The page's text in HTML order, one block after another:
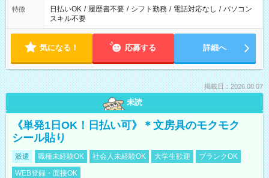
特徴 日払いOK / 履歴書不要 / シフト勤務 / 電話対応なし / パソコン
スキル不要
気になる！ 応募する 詳細へ
掲載日：2026.08.07
未読
《単発1日OK！日払い可》＊文房具のモクモク
シール貼り
派遣 職種未経験OK 社会人未経験OK 大学生歓迎
ブランクOK
WEB登録・面接OK